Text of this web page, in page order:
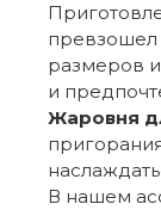
превзошел
размеров
и
Жаровня
В нашем